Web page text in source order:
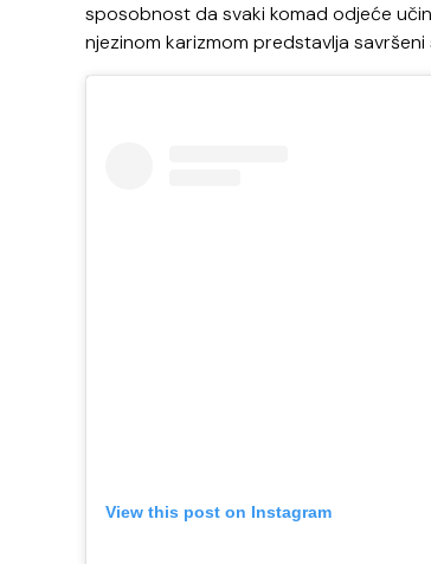
sposobnost da svaki komad odjeće
njezinom karizmom predstavlja
View this post on Instagram